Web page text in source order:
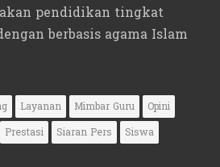
pendidikan tingkat
berbasis agama Islam
Layanan Mimbar Guru
Opini
Prestasi Siaran Pers
Siswa